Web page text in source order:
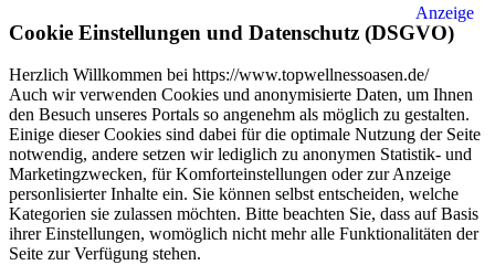
Cookie Einstellungen und Datenschutz (DSGVO)
Herzlich Willkommen bei https://www.topwellnessoasen.de/
Auch wir verwenden Cookies und anonymisierte Daten, um Ihnen
den Besuch unseres Portals so angenehm als möglich zu gestalten.
Einige dieser Cookies sind dabei für die optimale Nutzung der Seite
notwendig, andere setzen wir lediglich zu anonymen Statistik- und
Marketingzwecken, für Komforteinstellungen oder zur Anzeige
personlisierter Inhalte ein. Sie können selbst entscheiden, welche
Kategorien sie zulassen möchten. Bitte beachten Sie, dass auf Basis
ihrer Einstellungen, womöglich nicht mehr alle Funktionalitäten der
Seite zur Verfügung stehen.
Anzeige